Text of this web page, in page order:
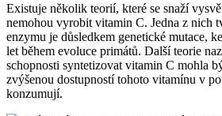
Existuje několik teorií, které se snaží
nemohou vyrobit vitamin C. Jedna z nich
enzymu je důsledkem genetické mutace,
let během evoluce primátů. Další teorie
schopnosti syntetizovat vitamin C mohla
zvýšenou dostupností tohoto vitamínu v
konzumují.